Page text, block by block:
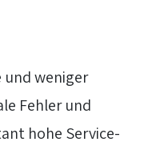
weniger
Fehler und
hohe Service-